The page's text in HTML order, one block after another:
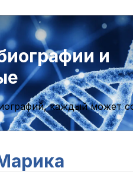
и
каждый может